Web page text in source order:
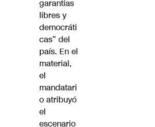
garantías
libres y
democráti
cas” del
país. En el
material,
el
mandatari
o atribuyó
el
escenario